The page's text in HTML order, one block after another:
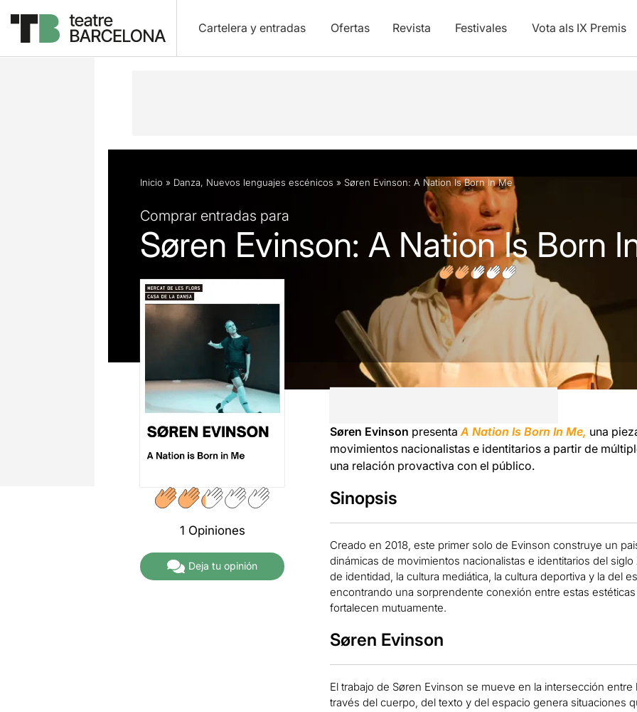
Cartelera y entradas Ofertas Revista Festivales Vota als IX Premis
Descripción Ficha artística Fotos y vídeos Opiniones Artículos
Inicio » Danza, Nuevos lenguajes escénicos » Søren Evinson: A Nation Is Born In Me
Comprar entradas para
Søren Evinson: A Nation Is Born
1 Opiniones
Deja tu opinión
Søren Evinson presenta A Nation Is Born In Me, una
movimientos nacionalistas e identitarios a partir de
una relación provactiva con el público.
Sinopsis
Creado en 2018, este primer solo de Evinson construye un
dinámicas de movimientos nacionalistas e identitarios del
de identidad, la cultura mediática, la cultura deportiva y la del
encontrando una sorprendente conexión entre estas
fortalecen mutuamente.
Søren Evinson
El trabajo de Søren Evinson se mueve en la intersección
través del cuerpo, del texto y del espacio genera situaciones